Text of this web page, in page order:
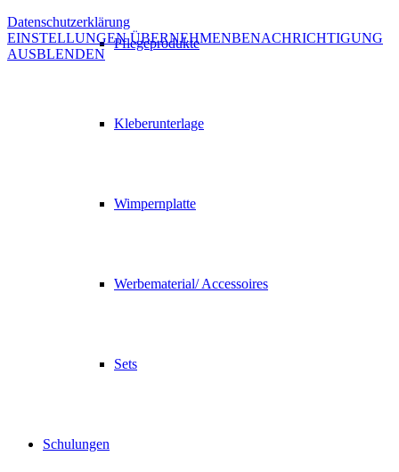
Pflegeprodukte
Kleberunterlage
Wimpernplatte
Werbematerial/ Accessoires
Sets
Schulungen
Datenschutzerklärung
EINSTELLUNGEN ÜBERNEHMENBENACHRICHTIGUNG
AUSBLENDEN